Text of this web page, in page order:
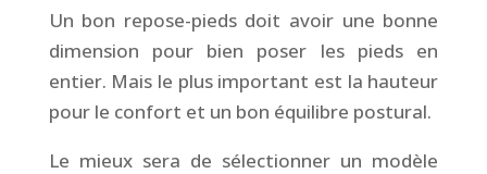
Un bon repose-pieds doit avoir une bonne
dimension pour bien poser les pieds en
entier. Mais le plus important est la hauteur
pour le confort et un bon équilibre postural.
Le mieux sera de sélectionner un modèle